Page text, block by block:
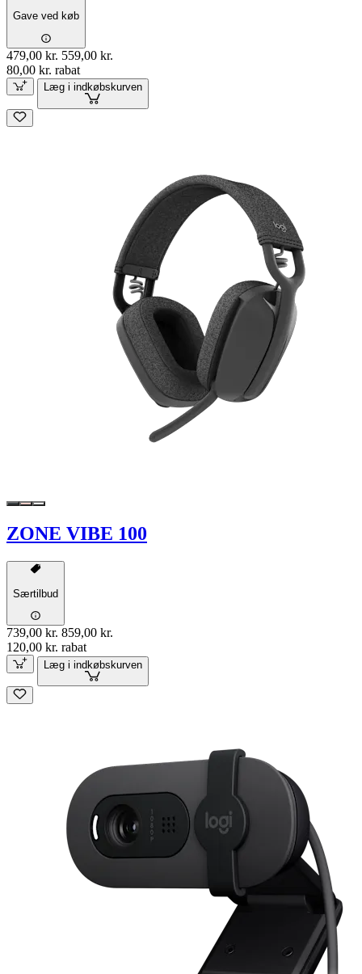
Gave ved køb
479,00 kr. 559,00 kr.
80,00 kr. rabat
Læg i indkøbskurven
ZONE VIBE 100
Særtilbud
739,00 kr. 859,00 kr.
120,00 kr. rabat
Læg i indkøbskurven